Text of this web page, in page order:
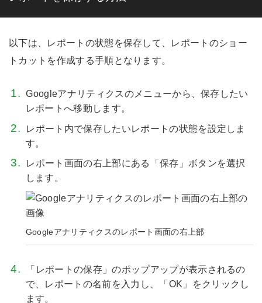
以下は、レポートの状態を保存して、レポートのショー
トカットを作成する手順となります。
Googleアナリティクスのメニューから、保存したい
レポートへ移動します。
レポート内で保存したいレポートの状態を設定しま
す。
レポート画面の右上部にある「保存」ボタンを選択
します。
Googleアナリティクスのレポート画面の右上部
「レポートの保存」のポップアップが表示されるの
で、レポートの名前を入力し、「OK」をクリックし
ます。